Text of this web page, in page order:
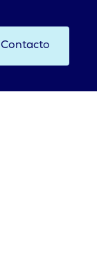
Contacto